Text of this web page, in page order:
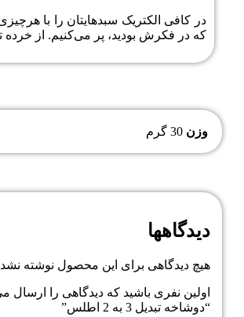
در کافی الکتریک سبدهایتان را با
که در فکرش بودید، پر می‌کنیم. از خرده
وزن 30 گرم
دیدگاهها
هیچ دیدگاهی برای این محصول نوشته
اولین نفری باشید که دیدگاهی را ارسال
“دوشاخه تبدیل 3 به 2 اطلس”